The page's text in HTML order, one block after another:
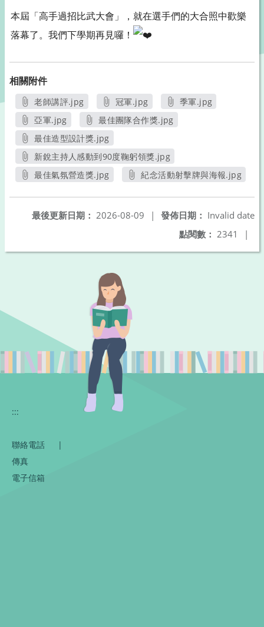
本屆「高手過招比武大會」，就在選手們的大合照中歡樂
落幕了。我們下學期再見囉！
相關附件
老師講評.jpg
另開新視窗
冠軍.jpg
另開新視窗
季軍.jpg
亞軍.jpg
另開新視窗
最佳團隊合作獎.jpg
最佳造型設計獎.jpg
另開新視窗
新銳主持人感動到90度鞠躬領獎.jpg
另開新視窗
最佳氣氛營造獎.jpg
紀念活動射擊牌與海報.jpg
發佈日期： Invalid date
最後更新日期： 2026-08-09
|
點閱數： 2341 |
:::
聯絡電話
|
傳真
電子信箱